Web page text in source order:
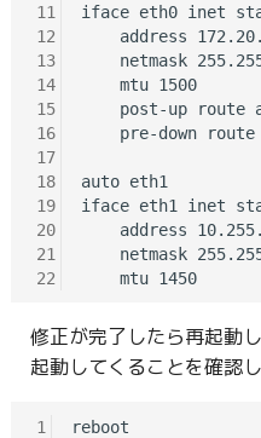
11
12
13
14
15
16
17
18
19
20
21
22
iface eth0 inet
address
netmask
    mtu 1500
post-up route
pre-down
auto eth1
iface eth1 inet
address
netmask
    mtu 1450
修正が完了したら再起動
起動してくることを確認し
1